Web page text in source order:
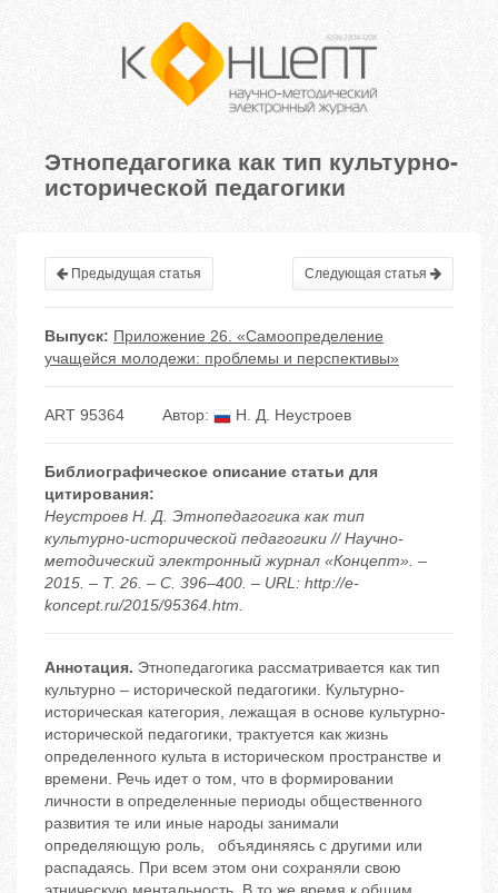
Этнопедагогика как тип культурно-
исторической педагогики
Предыдущая статья Следующая статья
Выпуск: Приложение 26. «Самоопределение
учащейся молодежи: проблемы и перспективы»
ART 95364 Автор: Н. Д. Неустроев
Библиографическое описание статьи для
цитирования:
Неустроев Н. Д. Этнопедагогика как тип
культурно-исторической педагогики // Научно-
методический электронный журнал «Концепт». –
2015. – Т. 26. – С. 396–400. – URL: http://e-
koncept.ru/2015/95364.htm.
Аннотация. Этнопедагогика рассматривается как тип
культурно – исторической педагогики. Культурно-
историческая категория, лежащая в основе культурно-
исторической педагогики, трактуется как жизнь
определенного культа в историческом пространстве и
времени. Речь идет о том, что в формировании
личности в определенные периоды общественного
развития те или иные народы занимали
определяющую роль, объядиняясь с другими или
распадаясь. При всем этом они сохраняли свою